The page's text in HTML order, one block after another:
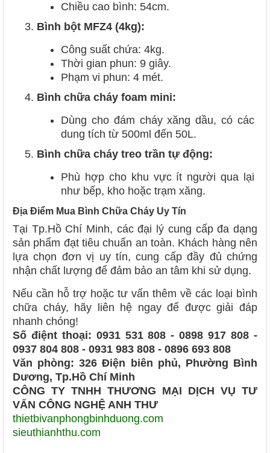
Chiều cao bình: 54cm.
Bình bột MFZ4 (4kg):
Công suất chứa: 4kg.
Thời gian phun: 9 giây.
Phạm vi phun: 4 mét.
Bình chữa cháy foam mini:
Dùng cho đám cháy xăng dầu, có các
dung tích từ 500ml đến 50L.
Bình chữa cháy treo trần tự động:
Phù hợp cho khu vực ít người qua lại
như bếp, kho hoặc trạm xăng.
Địa Điểm Mua Bình Chữa Cháy Uy Tín
Tại Tp.Hồ Chí Minh, các đại lý cung cấp đa dạng
sản phẩm đạt tiêu chuẩn an toàn. Khách hàng nên
lựa chọn đơn vị uy tín, cung cấp đầy đủ chứng
nhận chất lượng để đảm bảo an tâm khi sử dụng.
Nếu cần hỗ trợ hoặc tư vấn thêm về các loại bình
chữa cháy, hãy liên hệ ngay để được giải đáp
nhanh chóng!
Số điệnt thoại: 0931 531 808 - 0898 917 808 -
0937 804 808 - 0931 983 808 - 0896 693 808
Văn phòng: 326 Điện biên phủ, Phường Bình
Dương, Tp.Hồ Chí Minh
CÔNG TY TNHH THƯƠNG MẠI DỊCH VỤ TƯ
VẤN CÔNG NGHỆ ANH THƯ
thietbivanphongbinhduong.com
sieuthianhthu.com